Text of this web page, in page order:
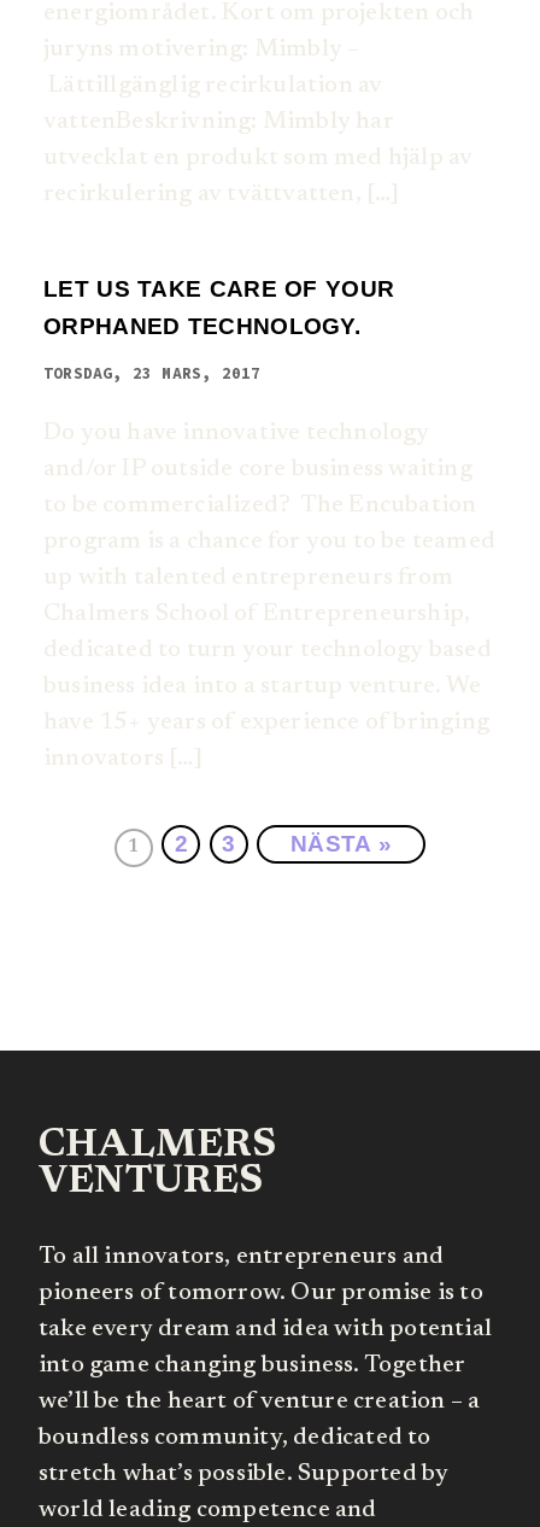
energiområdet. Kort om projekten och
juryns motivering: Mimbly –
Lättillgänglig recirkulation av
vattenBeskrivning: Mimbly har
utvecklat en produkt som med hjälp av
recirkulering av tvättvatten, […]
LET US TAKE CARE OF YOUR
ORPHANED TECHNOLOGY.
TORSDAG, 23 MARS, 2017
Do you have innovative technology
and/or IP outside core business waiting
to be commercialized? The Encubation
program is a chance for you to be teamed
up with talented entrepreneurs from
Chalmers School of Entrepreneurship,
dedicated to turn your technology based
business idea into a startup venture. We
have 15+ years of experience of bringing
innovators […]
1 2 3 NÄSTA »
CHALMERS
VENTURES
To all innovators, entrepreneurs and
pioneers of tomorrow. Our promise is to
take every dream and idea with potential
into game changing business. Together
we’ll be the heart of venture creation – a
boundless community, dedicated to
stretch what’s possible. Supported by
world leading competence and